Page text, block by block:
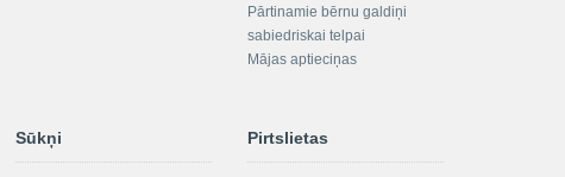
Pārtinamie bērnu galdiņi
sabiedriskai telpai
Mājas aptieciņas
Sūkņi Pirtslietas